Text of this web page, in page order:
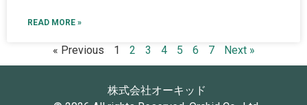
READ MORE »
« Previous 1 2 3 4 5 6 7 Next »
株式会社オーキッド